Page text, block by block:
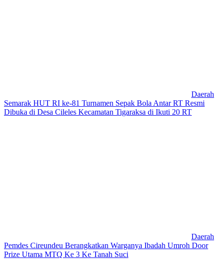
Daerah
Semarak HUT RI ke-81 Turnamen Sepak Bola Antar RT Resmi
Dibuka di Desa Cileles Kecamatan Tigaraksa di Ikuti 20 RT
Daerah
Pemdes Cireundeu Berangkatkan Warganya Ibadah Umroh Door
Prize Utama MTQ Ke 3 Ke Tanah Suci